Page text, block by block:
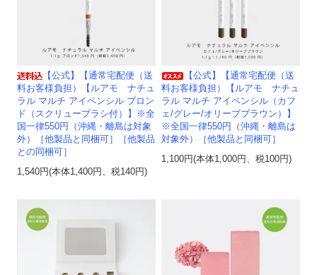
【公式】【通常宅配便（送
料お客様負担）【ルアモ ナチュ
ラル マルチ アイペンシル ブロン
ド（スクリューブラシ付）】※全
国一律550円（沖縄・離島は対象
外）［他製品と同梱可］［他製品
との同梱可］
1,540円(本体1,400円、税140円)
【公式】【通常宅配便（送
料お客様負担）【ルアモ ナチュ
ラル マルチ アイペンシル（カフ
ェ/グレー/オリーブブラウン）】
※全国一律550円（沖縄・離島は
対象外）［他製品と同梱可］
1,100円(本体1,000円、税100円)